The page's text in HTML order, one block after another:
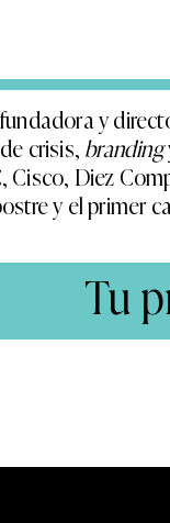
y
crisis, branding
Cisco, Diez
y el primer
Tu